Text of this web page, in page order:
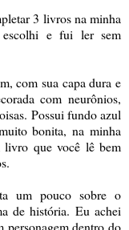
3 livros na minha
e fui ler sem
com sua capa dura e
com neurônios,
Possui fundo azul
bonita, na minha
que você lê bem
um pouco sobre o
de história. Eu achei
personagem dentro do